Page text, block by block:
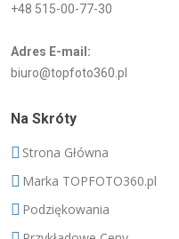
+48 515-00-77-30
Adres E-mail:
biuro@topfoto360.pl
Na Skróty
Strona Główna
Marka TOPFOTO360.pl
Podziękowania